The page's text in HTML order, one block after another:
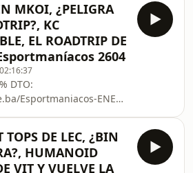
Esportmaniacos
@esportmaniacos
AMAZON:
36cVx3g 00:00:00
GHOST VUELVE a ser
T1 con PROBLEMAS de
00:42:00 VIKTOR
el META 00:55:00 SUPA
PROBLEMAS de MKOI
MKOI, ¿PELIGRA
KC
EL ROADTRIP DE
2604
02:16:37
DTO:
Esportmaniacos-ENEBA
TOPS DE LEC, ¿BIN
HUMANOID
VIT Y VUELVE LA